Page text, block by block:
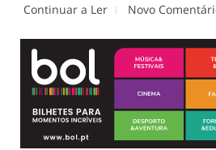
Continuar a Ler Novo